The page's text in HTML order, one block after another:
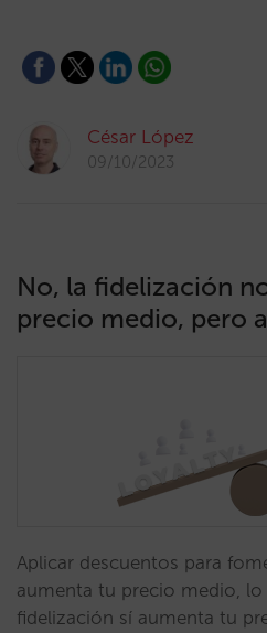
César López
09/10/2023
No, la fidelización
precio medio, pero
Aplicar descuentos para
aumenta tu precio medio, lo
fidelización sí aumenta tu